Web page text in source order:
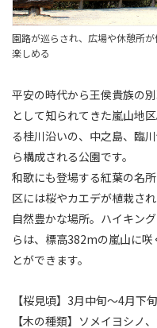
園路が巡らされ、広場や休憩所
楽しめる
平安の時代から王侯貴族の
として知られてきた嵐山地
る桂川沿いの、中之島、臨
ら構成される公園です。
和歌にも登場する紅葉の名
区には桜やカエデが植栽さ
自然豊かな場所。ハイキン
らは、標高382mの嵐山に
とができます。
【桜見頃】3月中旬～4月下旬
【木の種類】ソメイヨシノ